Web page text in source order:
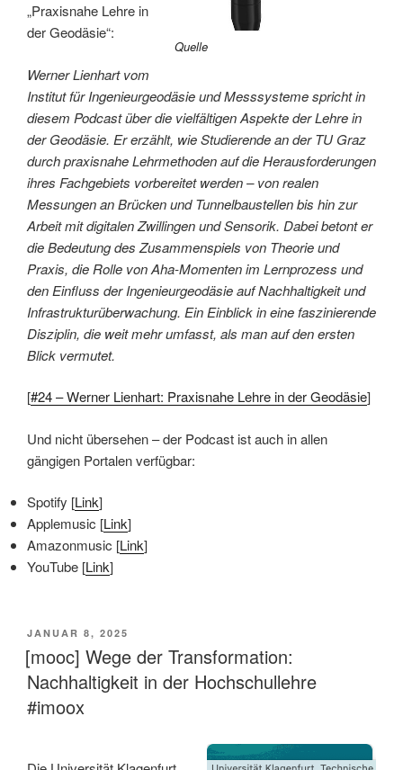
Quelle
„Praxisnahe Lehre in
der Geodäsie“:
Werner Lienhart vom
Institut für Ingenieurgeodäsie und Messsysteme spricht in
diesem Podcast über die vielfältigen Aspekte der Lehre in
der Geodäsie. Er erzählt, wie Studierende an der TU Graz
durch praxisnahe Lehrmethoden auf die Herausforderungen
ihres Fachgebiets vorbereitet werden – von realen
Messungen an Brücken und Tunnelbaustellen bis hin zur
Arbeit mit digitalen Zwillingen und Sensorik. Dabei betont er
die Bedeutung des Zusammenspiels von Theorie und
Praxis, die Rolle von Aha-Momenten im Lernprozess und
den Einfluss der Ingenieurgeodäsie auf Nachhaltigkeit und
Infrastrukturüberwachung. Ein Einblick in eine faszinierende
Disziplin, die weit mehr umfasst, als man auf den ersten
Blick vermutet.
[#24 – Werner Lienhart: Praxisnahe Lehre in der Geodäsie]
Und nicht übersehen – der Podcast ist auch in allen
gängigen Portalen verfügbar:
Spotify [Link]
Applemusic [Link]
Amazonmusic [Link]
YouTube [Link]
VERÖFFENTLICHT
AM
JANUAR 8, 2025
[mooc] Wege der Transformation:
Nachhaltigkeit in der Hochschullehre
#imoox